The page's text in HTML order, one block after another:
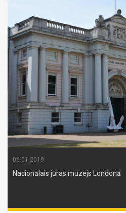
06-01-2019
Nacionālais jūras muzejs Londonā